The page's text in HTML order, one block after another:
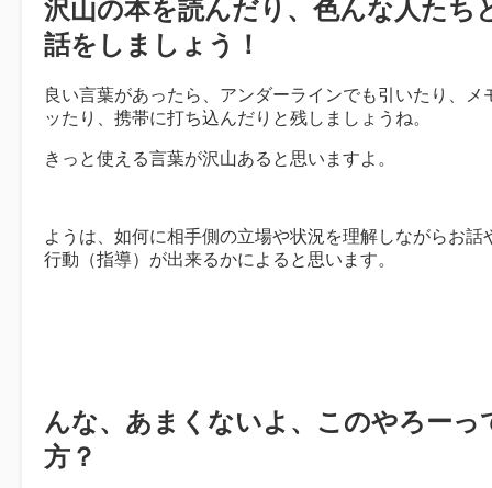
沢山の本を読んだり、色んな人たち
話をしましょう！
良い言葉があったら、アンダーラインでも引いたり、メ
ッたり、携帯に打ち込んだりと残しましょうね。
きっと使える言葉が沢山あると思いますよ。
ようは、如何に相手側の立場や状況を理解しながらお話
行動（指導）が出来るかによると思います。
んな、あまくないよ、このやろーっ
方？